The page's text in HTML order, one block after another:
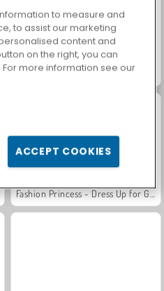
Solitaire Social
to measure and
to assist our marketing
content and
on the right, you can
more information see our
ACCEPT COOKIES